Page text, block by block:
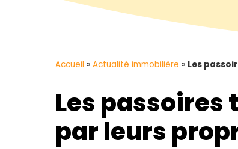
Accueil » Actualité immobilière » Les
Les
par leurs